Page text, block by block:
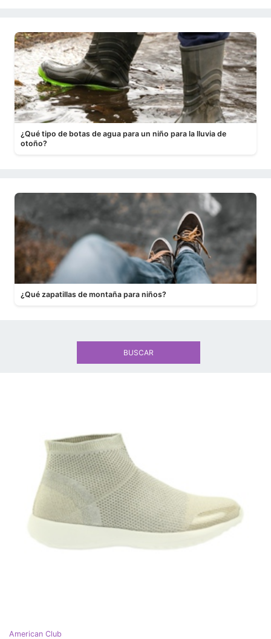
¿Qué tipo de botas de agua para un niño para la lluvia de
otoño?
¿Qué zapatillas de montaña para niños?
American Club
BUSCAR